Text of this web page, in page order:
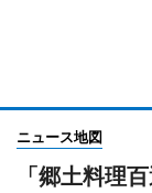
ニュース地図
「郷土料理